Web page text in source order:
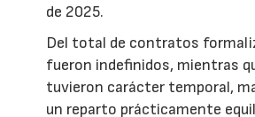
de 2025.
Del total de contratos
fueron indefinidos, mientras
tuvieron carácter temporal,
un reparto prácticamente